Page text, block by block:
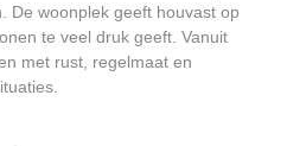
De woonplek geeft houvast op
te veel druk geeft. Vanuit
met rust, regelmaat en